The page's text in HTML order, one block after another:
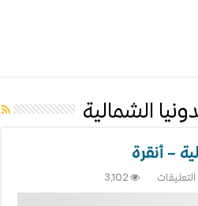
الشمالية
– أنقرة
التعليقات 3,102